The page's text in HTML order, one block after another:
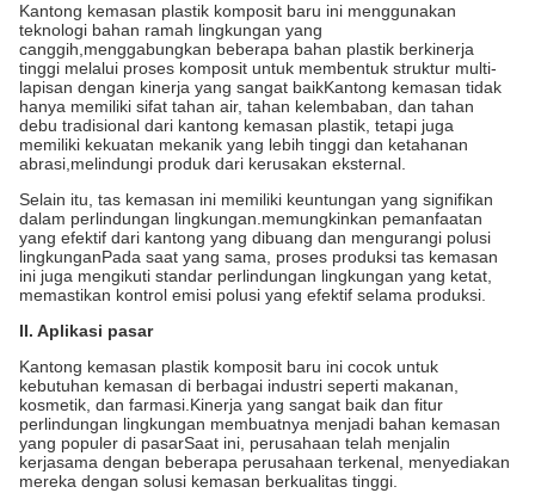
Kantong kemasan plastik komposit baru ini menggunakan
teknologi bahan ramah lingkungan yang
canggih,menggabungkan beberapa bahan plastik berkinerja
tinggi melalui proses komposit untuk membentuk struktur multi-
lapisan dengan kinerja yang sangat baikKantong kemasan tidak
hanya memiliki sifat tahan air, tahan kelembaban, dan tahan
debu tradisional dari kantong kemasan plastik, tetapi juga
memiliki kekuatan mekanik yang lebih tinggi dan ketahanan
abrasi,melindungi produk dari kerusakan eksternal.
Selain itu, tas kemasan ini memiliki keuntungan yang signifikan
dalam perlindungan lingkungan.memungkinkan pemanfaatan
yang efektif dari kantong yang dibuang dan mengurangi polusi
lingkunganPada saat yang sama, proses produksi tas kemasan
ini juga mengikuti standar perlindungan lingkungan yang ketat,
memastikan kontrol emisi polusi yang efektif selama produksi.
II. Aplikasi pasar
Kantong kemasan plastik komposit baru ini cocok untuk
kebutuhan kemasan di berbagai industri seperti makanan,
kosmetik, dan farmasi.Kinerja yang sangat baik dan fitur
perlindungan lingkungan membuatnya menjadi bahan kemasan
yang populer di pasarSaat ini, perusahaan telah menjalin
kerjasama dengan beberapa perusahaan terkenal, menyediakan
mereka dengan solusi kemasan berkualitas tinggi.